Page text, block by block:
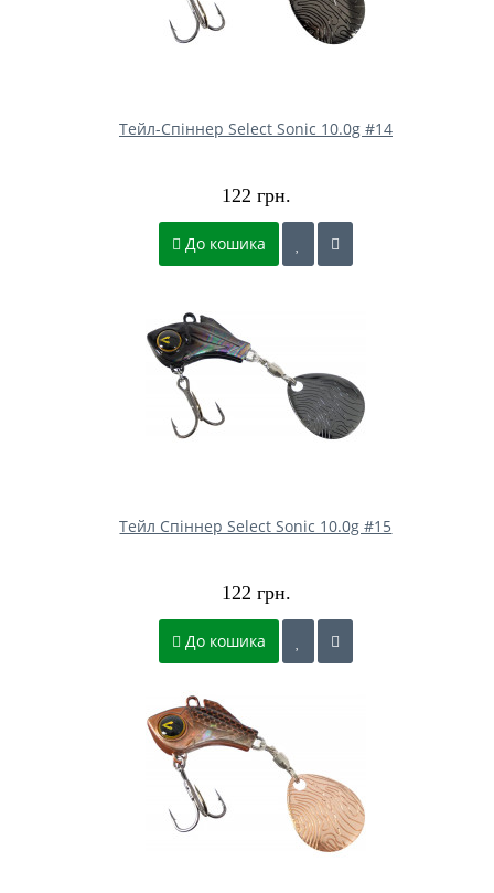
Тейл-Спіннер Select Sonic 10.0g #14
122 грн.
До кошика
Тейл Спіннер Select Sonic 10.0g #15
122 грн.
До кошика